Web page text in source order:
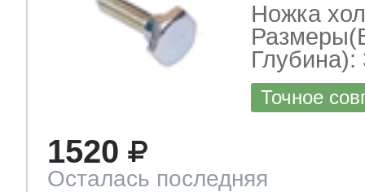
Ножка
Глубина):
Точное
1520
Осталась последняя